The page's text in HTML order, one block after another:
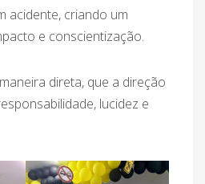
acidente, criando um
e conscientização.
direta, que a direção
lucidez e